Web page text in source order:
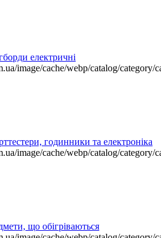
електричні
image/cache/webp/catalog/category/
годинники та електроніка
image/cache/webp/catalog/category/
що обігріваються